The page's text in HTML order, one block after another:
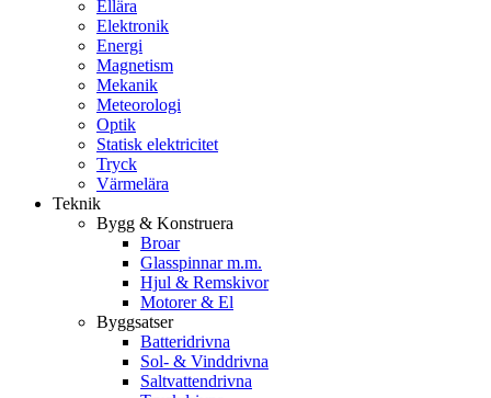
Ellära
Elektronik
Energi
Magnetism
Mekanik
Meteorologi
Optik
Statisk elektricitet
Tryck
Värmelära
Teknik
Bygg & Konstruera
Broar
Glasspinnar m.m.
Hjul & Remskivor
Motorer & El
Byggsatser
Batteridrivna
Sol- & Vinddrivna
Saltvattendrivna